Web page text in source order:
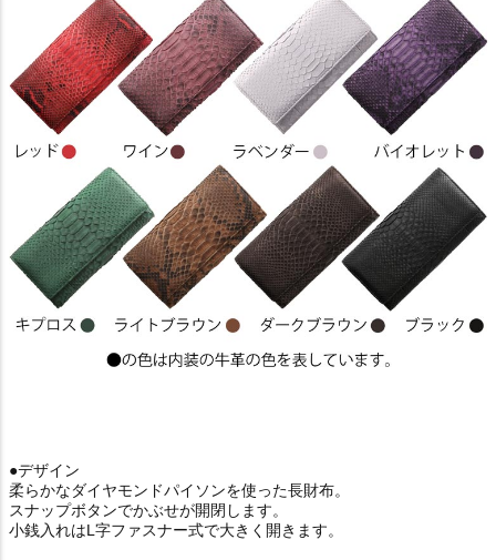
●デザイン
柔らかなダイヤモンドパイソンを使った長財布。
スナップボタンでかぶせが開閉します。
小銭入れはL字ファスナー式で大きく開きます。